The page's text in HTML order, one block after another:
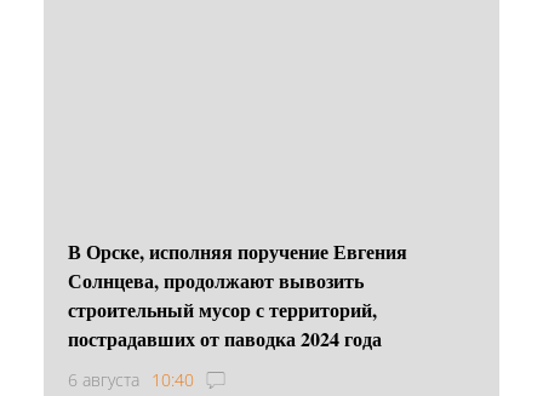
В Орске, исполняя поручение Евгения
Солнцева, продолжают вывозить
строительный мусор с территорий,
пострадавших от паводка 2024 года
6 августа 10:40